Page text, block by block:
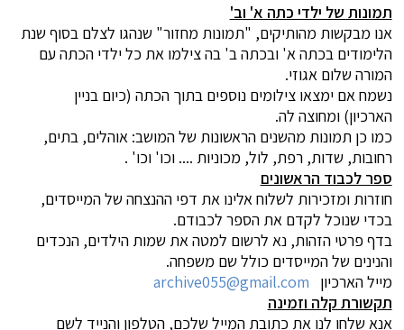
תמונות של ילדי כתה א' וב'
אנו מבקשות מהותיקים, "תמונות מחזור" שנהגו לצלם בסוף שנת
הלימודים בכתה א' ובכתה ב' בה צילמו את כל ילדי הכתה עם
המורה שלום אגוזי.
נשמח אם ימצאו צילומים נוספים בתוך הכתה (כיום בניין
הארכיון) ומחוצה לה.
כמו כן תמונות מהשנים הראשונות של המושב: אוהלים, בתים,
רחובות, שדות, רפת, לול, מכוניות .... וכו' וכו' .
ספר לכבוד הראשונים
חוזרות ומזכירות לשלוח אלינו את דפי ההנצחה של המייסדים,
בכדי שנוכל לקדם את הספר לכבודם.
בדף פרטי הזהות, נא לרשום למטה את שמות הילדים, הנכדים
והנינים של המייסדים כולל שם משפחה.
מייל הארכיון archive055@gmail.com
תקשורת קלה וזמינה
אנא שלחו לנו את כתובת המייל שלכם, הטלפון והנייד לשם